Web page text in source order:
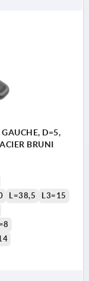
sans
avec
GAUCHE, D=5,
BRUNI
L=38,5
L3=15